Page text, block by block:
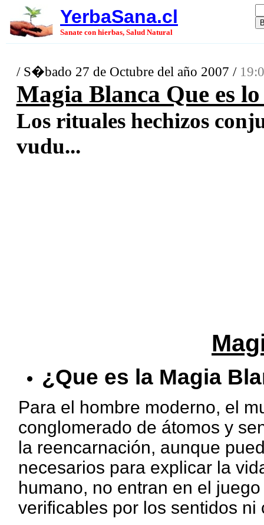
YerbaSana.cl
Sanate con hierbas, Salud Natural
/ S�bado 27 de Octubre del año 2007 /
Magia Blanca Que es
Los rituales hechizos
vudu...
¿Que es la Magia
Para el hombre moderno, el
conglomerado de átomos y
la reencarnación, aunque
necesarios para explicar la
humano, no entran en el
verificables por los sentidos